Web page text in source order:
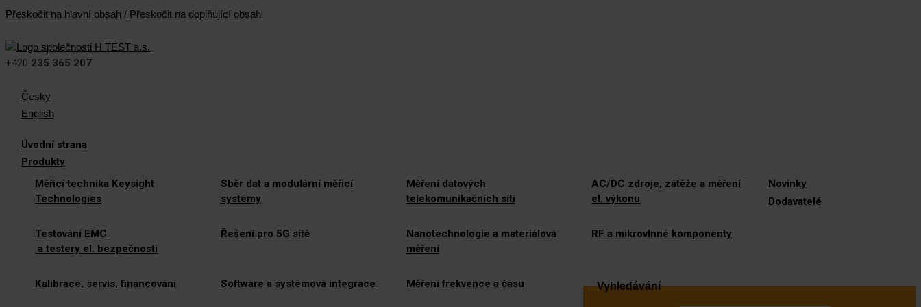
Přeskočit na hlavní obsah / Přeskočit na doplňující obsah
+420 235 365 207
Česky
English
Úvodní strana
Produkty
Měřicí technika Keysight
Technologies
Sběr dat a modulární měřicí
systémy
Měření datových
telekomunikačních sítí
AC/DC zdroje, zátěže a měření
el. výkonu
Testování EMC
a testery el. bezpečnosti
Řešení pro 5G sítě
Nanotechnologie a materiálová
měření
RF a mikrovlnné komponenty
Kalibrace, servis, financování Software a systémová integrace Měření frekvence a času
Novinky
Dodavatelé
Vyhledávání